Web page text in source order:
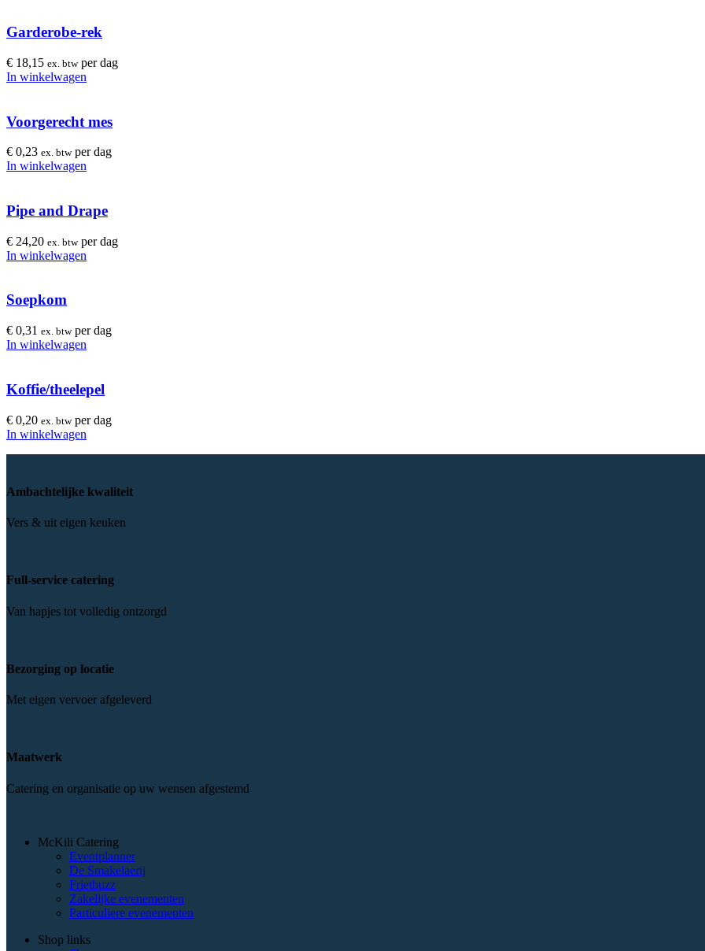
Garderobe-rek
€ 18,15 ex. btwper dag
In winkelwagen
Voorgerecht mes
€ 0,23 ex. btwper dag
In winkelwagen
Pipe and Drape
€ 24,20 ex. btwper dag
In winkelwagen
Soepkom
€ 0,31 ex. btwper dag
In winkelwagen
Koffie/theelepel
€ 0,20 ex. btwper dag
In winkelwagen
Ambachtelijke kwaliteit
Vers & uit eigen keuken
Full-service catering
Van hapjes tot volledig ontzorgd
Bezorging op locatie
Met eigen vervoer afgeleverd
Maatwerk
Catering en organisatie op uw wensen afgestemd
McKili Catering
Eventplanner
De Smakelaerij
Frietbuzz
Zakelijke evenementen
Particuliere evenementen
Shop links